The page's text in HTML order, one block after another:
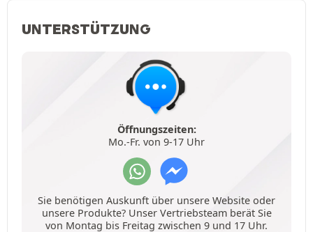
UNTERSTÜTZUNG
Öffnungszeiten:
Mo.-Fr. von 9-17 Uhr
Sie benötigen Auskunft über unsere Website oder
unsere Produkte? Unser Vertriebsteam berät Sie
von Montag bis Freitag zwischen 9 und 17 Uhr.